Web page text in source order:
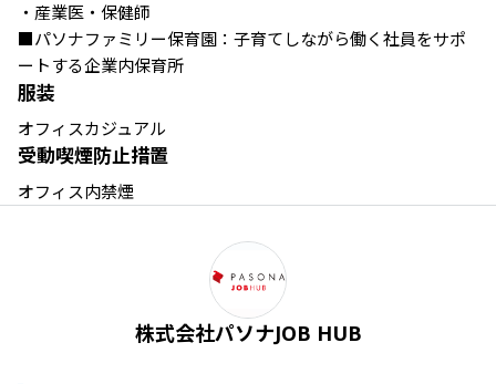
・産業医・保健師
■パソナファミリー保育園：子育てしながら働く社員をサポ
ートする企業内保育所
服装
オフィスカジュアル
受動喫煙防止措置
オフィス内禁煙
株式会社パソナJOB HUB